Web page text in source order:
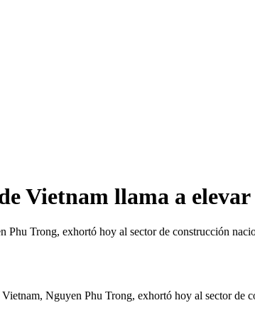
Vietnam llama a
Trong, exhortó hoy al sector de construcción
Nguyen Phu Trong, exhortó hoy al sector de